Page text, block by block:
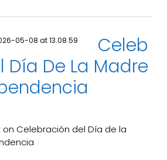
Celeb
Día De La Madre
on Celebración del Día de la